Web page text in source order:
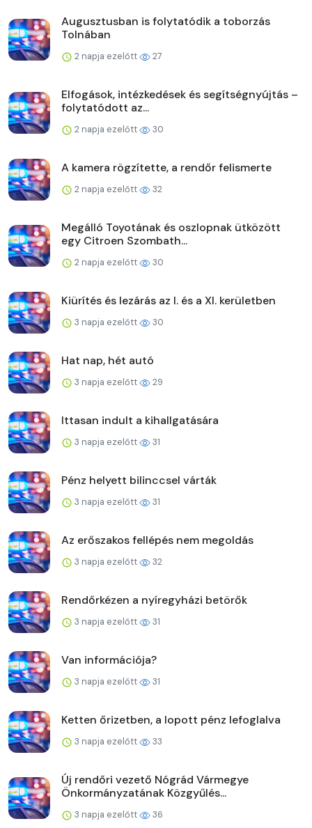
Augusztusban is folytatódik a toborzás
Tolnában
2 napja ezelőtt 27
Elfogások, intézkedések és segítségnyújtás –
folytatódott az...
2 napja ezelőtt 30
A kamera rögzítette, a rendőr felismerte
2 napja ezelőtt 32
Megálló Toyotának és oszlopnak ütközött
egy Citroen Szombath...
2 napja ezelőtt 30
Kiürítés és lezárás az I. és a XI. kerületben
3 napja ezelőtt 30
Hat nap, hét autó
3 napja ezelőtt 29
Ittasan indult a kihallgatására
3 napja ezelőtt 31
Pénz helyett bilinccsel várták
3 napja ezelőtt 31
Az erőszakos fellépés nem megoldás
3 napja ezelőtt 32
Rendőrkézen a nyíregyházi betörők
3 napja ezelőtt 31
Van információja?
3 napja ezelőtt 31
Ketten őrizetben, a lopott pénz lefoglalva
3 napja ezelőtt 33
Új rendőri vezető Nógrád Vármegye
Önkormányzatának Közgyűlés...
3 napja ezelőtt 36